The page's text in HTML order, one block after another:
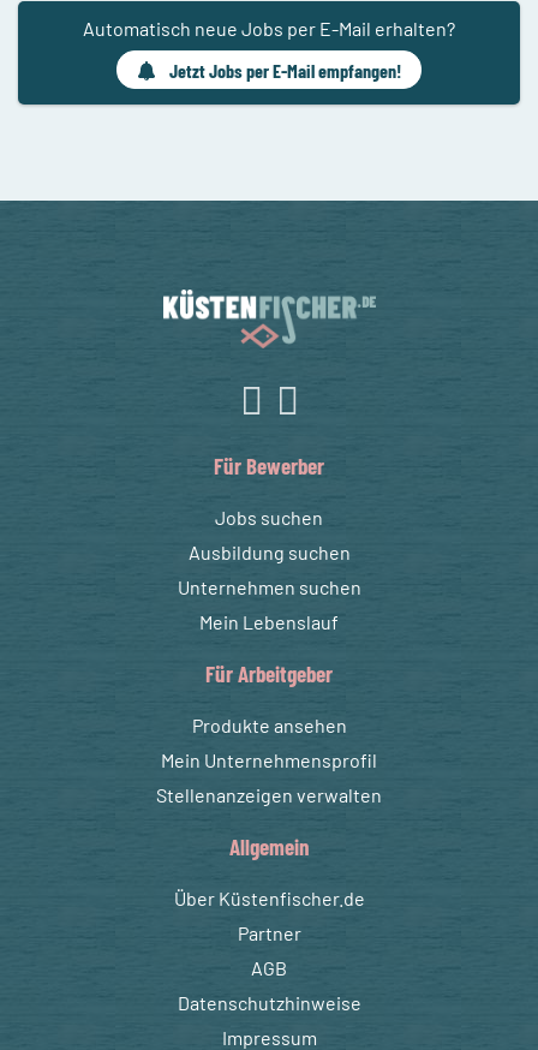
Automatisch neue Jobs per E-Mail erhalten?
Jetzt Jobs per E-Mail empfangen!
Für Bewerber
Jobs suchen
Ausbildung suchen
Unternehmen suchen
Mein Lebenslauf
Für Arbeitgeber
Produkte ansehen
Mein Unternehmensprofil
Stellenanzeigen verwalten
Allgemein
Über Küstenfischer.de
Partner
AGB
Datenschutzhinweise
Impressum